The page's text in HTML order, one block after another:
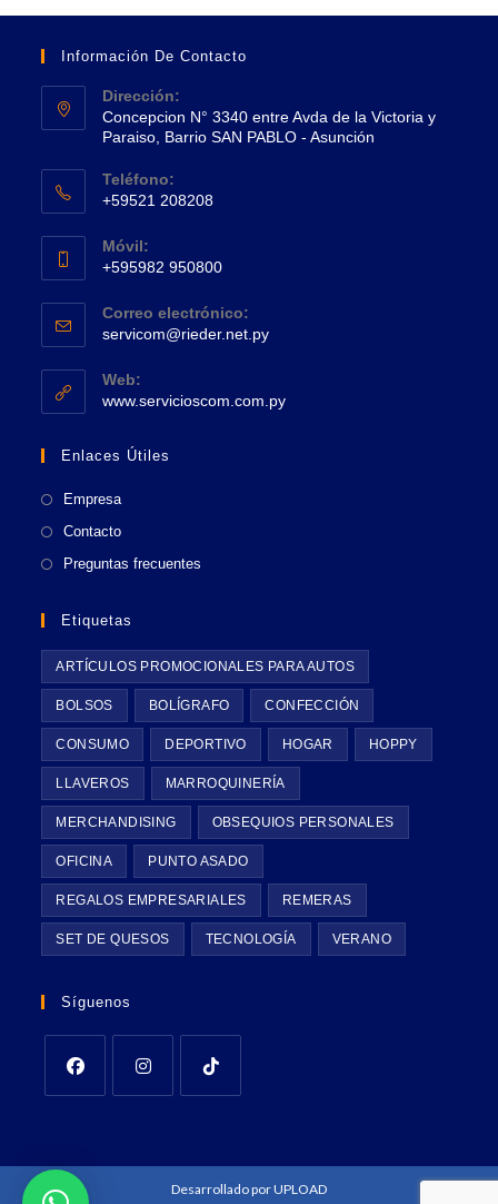
Información De Contacto
Dirección:
Concepcion N° 3340 entre Avda de la Victoria y
Paraiso, Barrio SAN PABLO - Asunción
abre
una
nueva
Teléfono:
+59521 208208
abre
en
tu
aplicación
Móvil:
+595982 950800
abre
en
tu
aplicación
Correo electrónico:
servicom@rieder.net.pySe
aplicación
Web:
www.servicioscom.com.pySe
Enlaces Útiles
Empresa
Contacto
Preguntas frecuentes
Etiquetas
ARTÍCULOS PROMOCIONALES PARA AUTOS
BOLSOS BOLÍGRAFO CONFECCIÓN
CONSUMO DEPORTIVO HOGAR HOPPY
LLAVEROS MARROQUINERÍA
MERCHANDISING OBSEQUIOS PERSONALES
OFICINA PUNTO ASADO
REGALOS EMPRESARIALES REMERAS
SET DE QUESOS TECNOLOGÍA VERANO
Síguenos
Desarrollado porUPLOAD